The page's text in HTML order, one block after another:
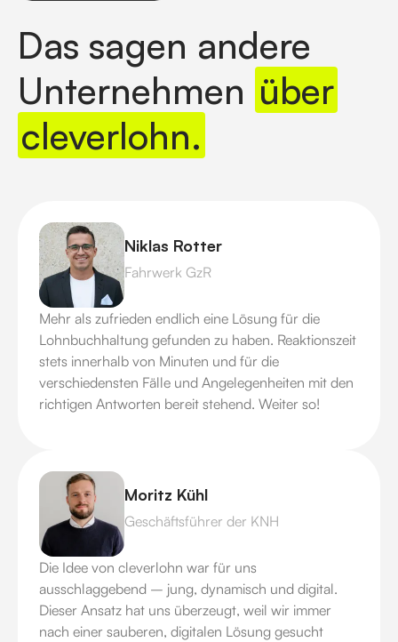
Das sagen andere
Unternehmen über
cleverlohn.
Niklas Rotter
Fahrwerk GzR
Mehr als zufrieden endlich eine Lösung für die
Lohnbuchhaltung gefunden zu haben. Reaktionszeit
stets innerhalb von Minuten und für die
verschiedensten Fälle und Angelegenheiten mit den
richtigen Antworten bereit stehend. Weiter so!
Moritz Kühl
Geschäftsführer der KNH
Die Idee von cleverlohn war für uns
ausschlaggebend – jung, dynamisch und digital.
Dieser Ansatz hat uns überzeugt, weil wir immer
nach einer sauberen, digitalen Lösung gesucht